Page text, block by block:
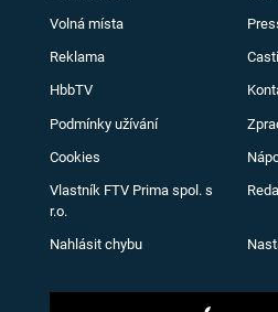
Volná místa
Reklama
HbbTV
Podmínky užívání
Cookies
Vlastník FTV Prima spol. s
r.o.
Nahlásit chybu